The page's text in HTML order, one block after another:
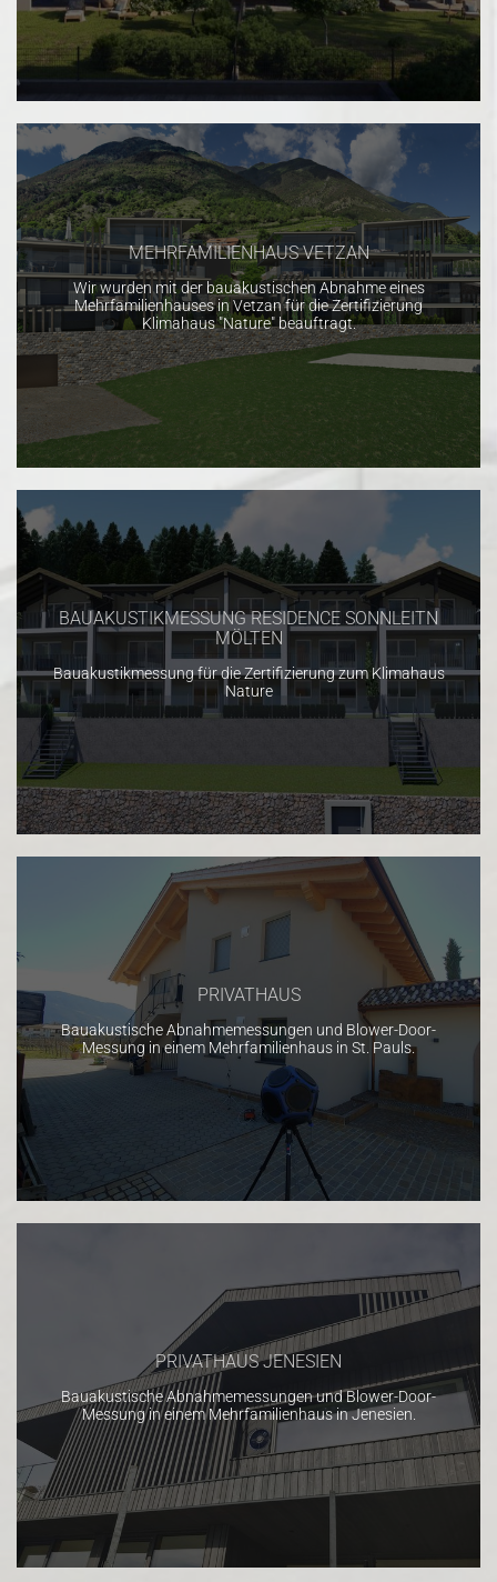
MEHRFAMILIENHAUS VETZAN
Wir wurden mit der bauakustischen Abnahme eines
Mehrfamilienhauses in Vetzan für die Zertifizierung
Klimahaus "Nature" beauftragt.
BAUAKUSTIKMESSUNG RESIDENCE SONNLEITN
MÖLTEN
Bauakustikmessung für die Zertifizierung zum Klimahaus
Nature
PRIVATHAUS
Bauakustische Abnahmemessungen und Blower-Door-
Messung in einem Mehrfamilienhaus in St. Pauls.
PRIVATHAUS JENESIEN
Bauakustische Abnahmemessungen und Blower-Door-
Messung in einem Mehrfamilienhaus in Jenesien.